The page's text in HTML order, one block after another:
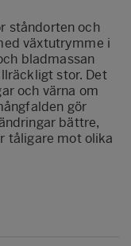
ståndorten och
växtutrymme i
bladmassan
stor. Det
och värna om
gör
bättre,
tåligare mot olika